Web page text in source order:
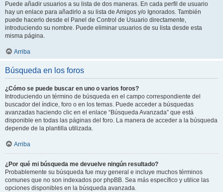
Puede añadir usuarios a su lista de dos maneras. En cada perfil de usuario
hay un enlace para añadirlo a su lista de Amigos y/o Ignorados. También
puede hacerlo desde el Panel de Control de Usuario directamente,
introduciendo su nombre. Puede eliminar usuarios de su lista desde esta
misma página.
Arriba
Búsqueda en los foros
¿Cómo se puede buscar en uno o varios foros?
Introduciendo un término de búsqueda en el campo correspondiente del
buscador del índice, foro o en los temas. Puede acceder a búsquedas
avanzadas haciendo clic en el enlace “Búsqueda Avanzada” que está
disponible en todas las páginas del foro. La manera de acceder a la búsqueda
depende de la plantilla utilizada.
Arriba
¿Por qué mi búsqueda me devuelve ningún resultado?
Probablemente su búsqueda fue muy general e incluye muchos términos
comunes que no son indexados por phpBB. Sea más específico y utilice las
opciones disponibles en la búsqueda avanzada.